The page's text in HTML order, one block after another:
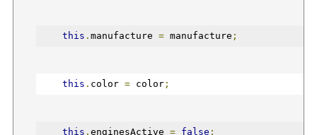
this . manufacture = manufacture ;
this . color = color;
this . enginesActive = false ;